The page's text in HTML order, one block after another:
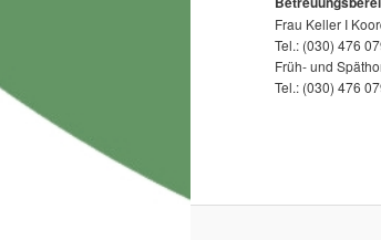
Frau Keller I
Tel.: (030) 476
Früh- und
Tel.: (030) 476